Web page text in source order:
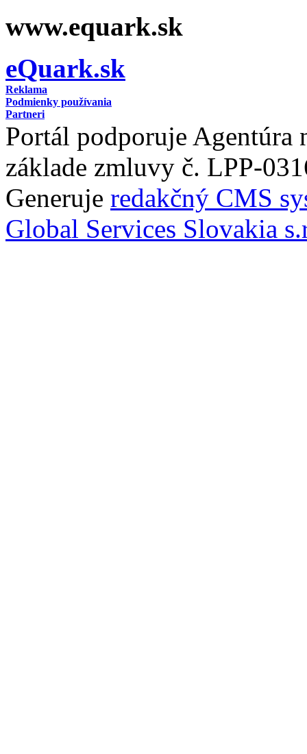
www.equark.sk
eQuark.sk
Reklama
Podmienky používania
Partneri
Portál podporuje Agentúra
základe zmluvy č. LPP-
Generuje redakčný CMS
Global Services Slovakia